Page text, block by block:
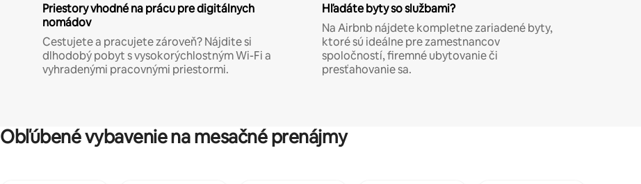
Priestory vhodné na prácu pre digitálnych
nomádov
Cestujete a pracujete zároveň? Nájdite si
dlhodobý pobyt s vysokorýchlostným Wi-Fi a
vyhradenými pracovnými priestormi.
Hľadáte byty so službami?
Na Airbnb nájdete kompletne zariadené byty,
ktoré sú ideálne pre zamestnancov
spoločností, firemné ubytovanie či
presťahovanie sa.
Obľúbené vybavenie na mesačné prenájmy